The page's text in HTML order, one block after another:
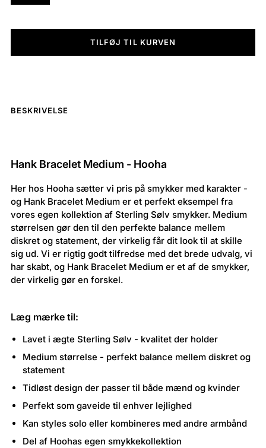
TILFØJ TIL KURVEN
BESKRIVELSE
Hank Bracelet Medium - Hooha
Her hos Hooha sætter vi pris på smykker med karakter -
og Hank Bracelet Medium er et perfekt eksempel fra
vores egen kollektion af Sterling Sølv smykker. Medium
størrelsen gør den til den perfekte balance mellem
diskret og statement, der virkelig får dit look til at skille
sig ud. Vi er rigtig godt tilfredse med det brede udvalg, vi
har skabt, og Hank Bracelet Medium er et af de smykker,
der virkelig gør en forskel.
Læg mærke til:
Lavet i ægte Sterling Sølv - kvalitet der holder
Medium størrelse - perfekt balance mellem diskret og
statement
Tidløst design der passer til både mænd og kvinder
Perfekt som gaveide til enhver lejlighed
Kan styles solo eller kombineres med andre armbånd
Del af Hoohas egen smykkekollektion